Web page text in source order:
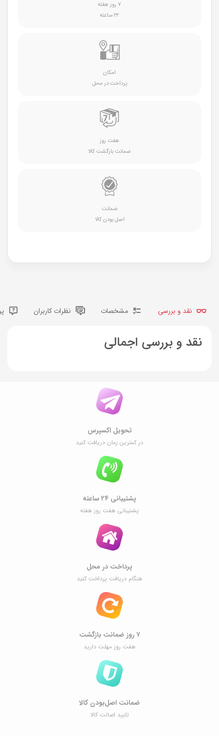
۷ روز هفته
۲۴ ساعته
امکان
پرداخت در محل
هفت روز
ضمانت بازگشت کالا
ضمانت
اصل بودن کالا
نقد و بررسی مشخصات نظرات کاربران
نقد و بررسی اجمالی
تحویل اکسپرس
در کمترین زمان دریافت کنید
پشتیبانی ۲۴ ساعته
پشتیبانی هفت روز هفته
پرداخت در محل
هنگام دریافت پرداخت کنید
۷ روز ضمانت بازگشت
هفت روز مهلت دارید
ضمانت اصل‌بودن کالا
تایید اصالت کالا